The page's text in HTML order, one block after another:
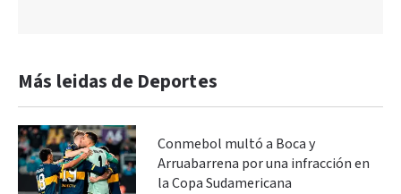
Más leidas de Deportes
Conmebol multó a Boca y
Arruabarrena por una infracción en
la Copa Sudamericana